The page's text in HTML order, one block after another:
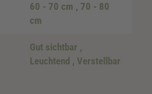
60 - 70 cm , 70 - 80
cm
Gut sichtbar ,
Leuchtend , Verstellbar